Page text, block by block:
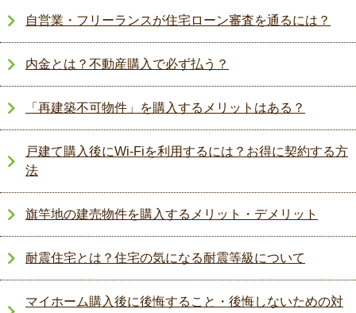
自営業・フリーランスが住宅ローン審査を通るには？
内金とは？不動産購入で必ず払う？
「再建築不可物件」を購入するメリットはある？
戸建て購入後にWi-Fiを利用するには？お得に契約する方
法
旗竿地の建売物件を購入するメリット・デメリット
耐震住宅とは？住宅の気になる耐震等級について
マイホーム購入後に後悔すること・後悔しないための対